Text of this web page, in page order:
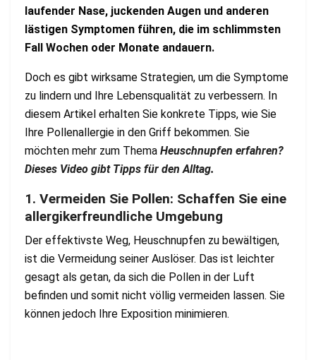
laufender Nase, juckenden Augen und anderen
lästigen Symptomen führen, die im schlimmsten
Fall Wochen oder Monate andauern.
Doch es gibt wirksame Strategien, um die Symptome
zu lindern und Ihre Lebensqualität zu verbessern. In
diesem Artikel erhalten Sie konkrete Tipps, wie Sie
Ihre Pollenallergie in den Griff bekommen. Sie
möchten mehr zum Thema Heuschnupfen erfahren?
Dieses Video gibt Tipps für den Alltag.
1. Vermeiden Sie Pollen: Schaffen Sie eine
allergikerfreundliche Umgebung
Der effektivste Weg, Heuschnupfen zu bewältigen,
ist die Vermeidung seiner Auslöser. Das ist leichter
gesagt als getan, da sich die Pollen in der Luft
befinden und somit nicht völlig vermeiden lassen. Sie
können jedoch Ihre Exposition minimieren.